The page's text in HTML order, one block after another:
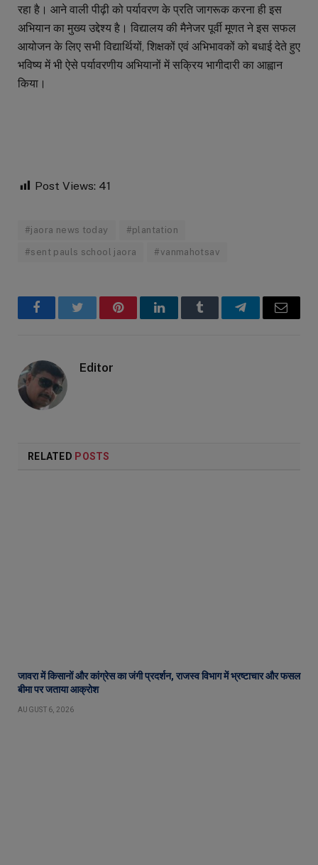
रहा है। आने वाली पीढ़ी को पर्यावरण के प्रति जागरूक करना ही इस
अभियान का मुख्य उद्देश्य है। विद्यालय की मैनेजर पूर्वी मूणत ने इस सफल
आयोजन के लिए सभी विद्यार्थियों, शिक्षकों एवं अभिभावकों को बधाई देते हुए
भविष्य में भी ऐसे पर्यावरणीय अभियानों में सक्रिय भागीदारी का आह्वान
किया।
Post Views: 41
#jaora news today #plantation
#sent pauls school jaora #vanmahotsav
FacebookTwitter PinterestLinkedInTumblr TelegramEmail
Editor
RELATED POSTS
जावरा में किसानों और कांग्रेस का जंगी प्रदर्शन, राजस्व विभाग में भ्रष्टाचार और फसल
बीमा पर जताया आक्रोश
AUGUST 6, 2026